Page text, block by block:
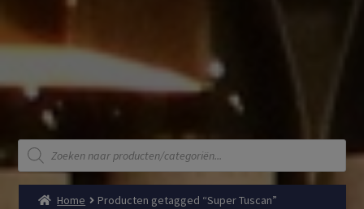
Producten
zoeken
Home Producten getagged “Super Tuscan”